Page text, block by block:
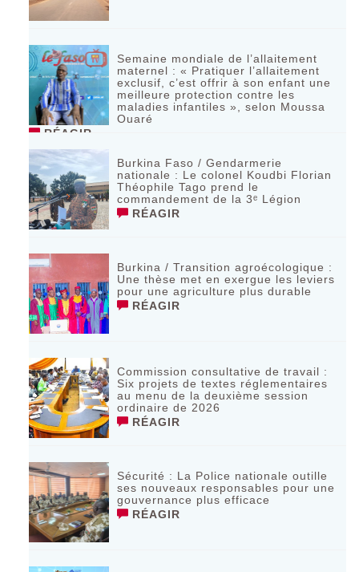
Semaine mondiale de l’allaitement
maternel : « Pratiquer l’allaitement
exclusif, c’est offrir à son enfant une
meilleure protection contre les
maladies infantiles », selon Moussa
Ouaré
RÉAGIR
Burkina Faso / Gendarmerie
nationale : Le colonel Koudbi Florian
Théophile Tago prend le
commandement de la 3ᵉ Légion
RÉAGIR
Burkina / Transition agroécologique :
Une thèse met en exergue les leviers
pour une agriculture plus durable
RÉAGIR
Commission consultative de travail :
Six projets de textes réglementaires
au menu de la deuxième session
ordinaire de 2026
RÉAGIR
Sécurité : La Police nationale outille
ses nouveaux responsables pour une
gouvernance plus efficace
RÉAGIR